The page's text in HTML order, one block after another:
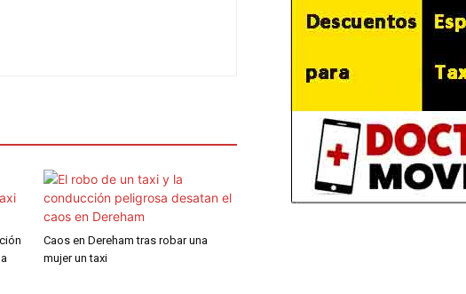
Caos en Dereham tras robar una
mujer un taxi